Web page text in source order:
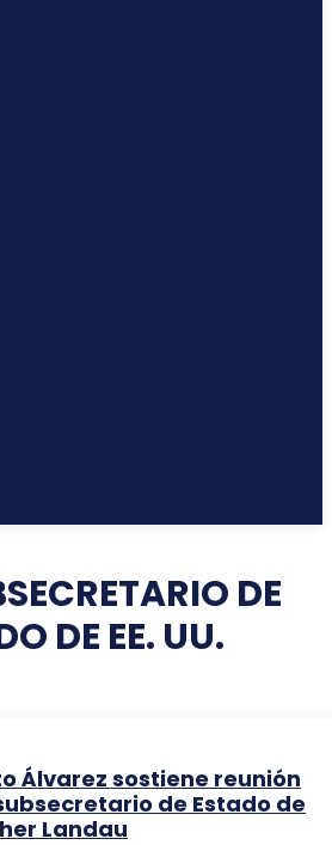
DE
DE EE. UU.
Álvarez sostiene reunión
de Estado de
Landau